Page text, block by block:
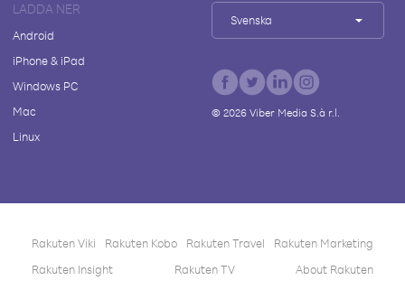
LADDA NER
Android
iPhone & iPad
Windows PC
Mac
Linux
Svenska
© 2026Viber Media S.à r.l.
Rakuten Viki Rakuten Kobo Rakuten Travel
Rakuten Marketing
Rakuten Insight
Rakuten TV About Rakuten